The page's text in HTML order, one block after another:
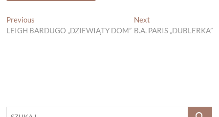
Nawigacja
wpisu
Previous
post:
LEIGH BARDUGO „DZIEWIĄTY DOM”
NextNext
post:
B.A. PARIS „DUBLERKA”
SZUKAJ